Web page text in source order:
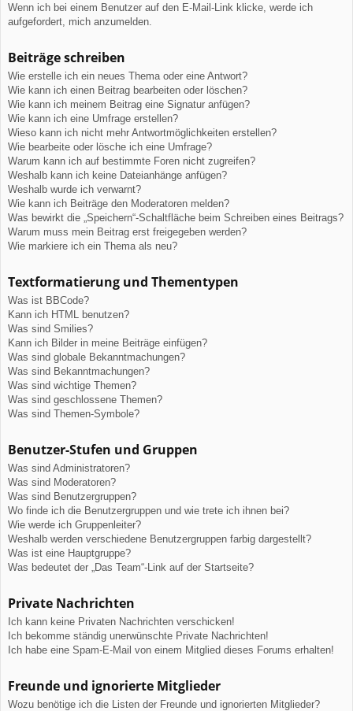
Wenn ich bei einem Benutzer auf den E-Mail-Link klicke, werde ich
aufgefordert, mich anzumelden.
Beiträge schreiben
Wie erstelle ich ein neues Thema oder eine Antwort?
Wie kann ich einen Beitrag bearbeiten oder löschen?
Wie kann ich meinem Beitrag eine Signatur anfügen?
Wie kann ich eine Umfrage erstellen?
Wieso kann ich nicht mehr Antwortmöglichkeiten erstellen?
Wie bearbeite oder lösche ich eine Umfrage?
Warum kann ich auf bestimmte Foren nicht zugreifen?
Weshalb kann ich keine Dateianhänge anfügen?
Weshalb wurde ich verwarnt?
Wie kann ich Beiträge den Moderatoren melden?
Was bewirkt die „Speichern“-Schaltfläche beim Schreiben eines Beitrags?
Warum muss mein Beitrag erst freigegeben werden?
Wie markiere ich ein Thema als neu?
Textformatierung und Thementypen
Was ist BBCode?
Kann ich HTML benutzen?
Was sind Smilies?
Kann ich Bilder in meine Beiträge einfügen?
Was sind globale Bekanntmachungen?
Was sind Bekanntmachungen?
Was sind wichtige Themen?
Was sind geschlossene Themen?
Was sind Themen-Symbole?
Benutzer-Stufen und Gruppen
Was sind Administratoren?
Was sind Moderatoren?
Was sind Benutzergruppen?
Wo finde ich die Benutzergruppen und wie trete ich ihnen bei?
Wie werde ich Gruppenleiter?
Weshalb werden verschiedene Benutzergruppen farbig dargestellt?
Was ist eine Hauptgruppe?
Was bedeutet der „Das Team“-Link auf der Startseite?
Private Nachrichten
Ich kann keine Privaten Nachrichten verschicken!
Ich bekomme ständig unerwünschte Private Nachrichten!
Ich habe eine Spam-E-Mail von einem Mitglied dieses Forums erhalten!
Freunde und ignorierte Mitglieder
Wozu benötige ich die Listen der Freunde und ignorierten Mitglieder?